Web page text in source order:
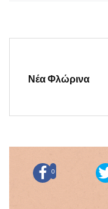
0
Νέα Φλώρινα